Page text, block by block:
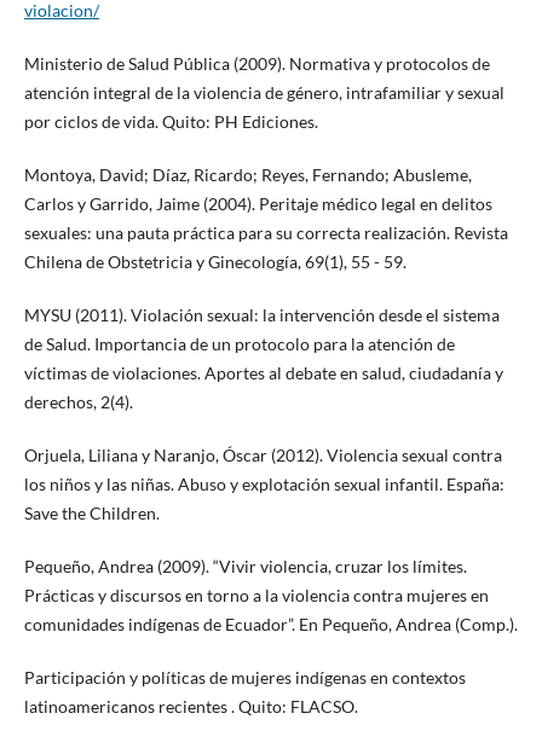
violacion/
Ministerio de Salud Pública (2009). Normativa y protocolos de
atención integral de la violencia de género, intrafamiliar y sexual
por ciclos de vida. Quito: PH Ediciones.
Montoya, David; Díaz, Ricardo; Reyes, Fernando; Abusleme,
Carlos y Garrido, Jaime (2004). Peritaje médico legal en delitos
sexuales: una pauta práctica para su correcta realización. Revista
Chilena de Obstetricia y Ginecología, 69(1), 55 - 59.
MYSU (2011). Violación sexual: la intervención desde el sistema
de Salud. Importancia de un protocolo para la atención de
víctimas de violaciones. Aportes al debate en salud, ciudadanía y
derechos, 2(4).
Orjuela, Liliana y Naranjo, Óscar (2012). Violencia sexual contra
los niños y las niñas. Abuso y explotación sexual infantil. España:
Save the Children.
Pequeño, Andrea (2009). “Vivir violencia, cruzar los límites.
Prácticas y discursos en torno a la violencia contra mujeres en
comunidades indígenas de Ecuador”. En Pequeño, Andrea (Comp.).
Participación y políticas de mujeres indígenas en contextos
latinoamericanos recientes . Quito: FLACSO.